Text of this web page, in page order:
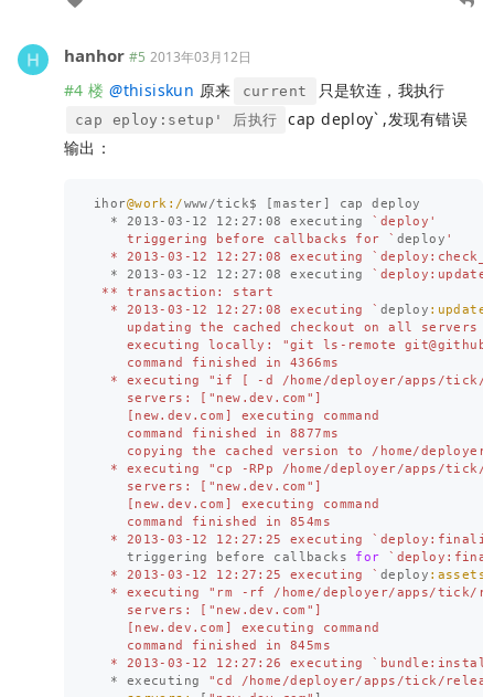
hanhor #5 2013年03月12日
#4 楼 @thisiskun 原来 current 只是软连，我执行
cap eploy:setup' 后执行
cap deploy` ,发现有错误
输出：
ihor@work :/www/tick$ [master cap
deploy
*
2013 - 03 - 12 12 : 27 : 08 executing
`deploy'
    triggering before callbacks for `
deploy '
* 2013-03-12 12:27:08 executing
*
2013 - 03 - 12 12 : 27 : 08 executing
`deploy:update'
** transaction: start
  * 2013-03-12 12:27:08 executing `
deploy
    updating the cached checkout on all servers
    executing locally: "git ls-remote
    command finished in 4366ms
* executing "if [ -d /home/deployer/apps/
    servers: ["new.dev.com"]
    [new.dev.com] executing command
    command finished in 8877ms
copying the cached version to /home/
* executing "cp -RPp /home/deployer/apps/
    servers: ["new.dev.com"]
    [new.dev.com] executing command
    command finished in 854ms
* 2013-03-12 12:27:25 executing
triggering
before callbacks for
  * 2013-03-12 12:27:25 executing `
deploy
* executing "rm -rf /home/deployer/apps/tick/
    servers: ["new.dev.com"]
    [new.dev.com] executing command
    command finished in 845ms
* 2013-03-12 12:27:26 executing
*
executing
"cd /home/deployer/apps/tick/